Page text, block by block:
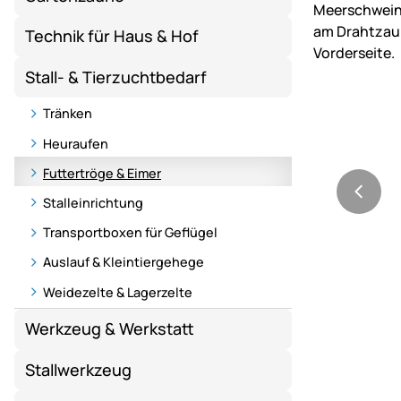
Technik für Haus & Hof
Stall- & Tierzuchtbedarf
Tränken
Heuraufen
Futtertröge & Eimer
Stalleinrichtung
Transportboxen für Geflügel
Auslauf & Kleintiergehege
Weidezelte & Lagerzelte
Werkzeug & Werkstatt
Stallwerkzeug